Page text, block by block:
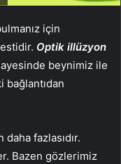
için
Optik illüzyon
beynimiz ile
bağlantıdan
fazlasıdır.
Bazen gözlerimiz